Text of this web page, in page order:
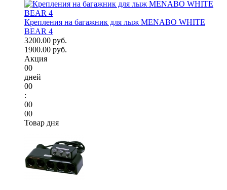
Крепления на багажник для лыж MENABO WHITE
BEAR 4
3200.00 руб.
1900.00 руб.
Акция
00
дней
00
:
00
00
Товар дня